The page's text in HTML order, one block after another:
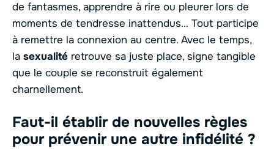
de fantasmes, apprendre à rire ou pleurer lors de
moments de tendresse inattendus… Tout participe
à remettre la connexion au centre. Avec le temps,
la sexualité retrouve sa juste place, signe tangible
que le couple se reconstruit également
charnellement.
Faut-il établir de nouvelles règles
pour prévenir une autre infidélité ?